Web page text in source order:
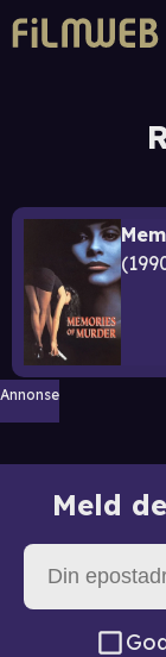
Annonse
Meld